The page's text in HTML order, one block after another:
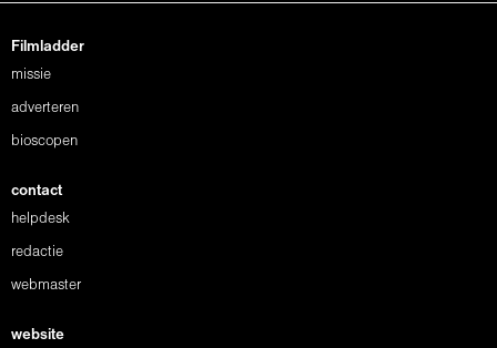
Filmladder
missie
adverteren
bioscopen
contact
helpdesk
redactie
webmaster
website